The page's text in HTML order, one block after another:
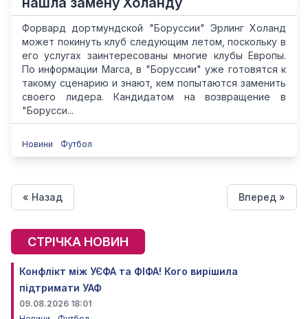
Форвард дортмундской "Боруссии" Эрлинг Холанд
может покинуть клуб следующим летом, поскольку в
его услугах заинтересованы многие клубы Европы.
По информации Marca, в "Боруссии" уже готовятся к
такому сценарию и знают, кем попытаются заменить
своего лидера. Кандидатом на возвращение в
"Борусси...
Новини Футбол
« Назад Вперед »
СТРІЧКА НОВИН
Конфлікт між УЄФА та ФІФА! Кого вирішила
підтримати УАФ
09.08.2026 18:01